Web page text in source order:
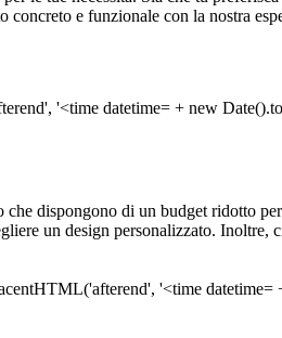
concreto e funzionale con la nostra
dispongono di un budget ridotto
un design personalizzato. Inoltre,